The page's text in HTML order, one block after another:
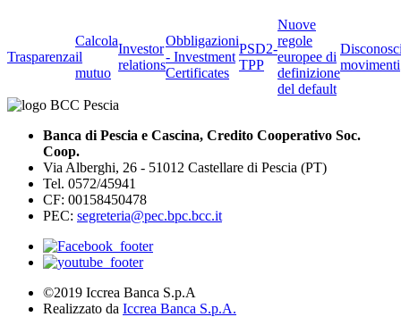
Trasparenza
Calcola
il
mutuo
Investor
relations
Obbligazioni
- Investment
Certificates
PSD2-
TPP
Nuove
regole
europee di
definizione
del default
movimenti
Banca di Pescia e Cascina, Credito Cooperativo Soc.
Coop.
Via Alberghi, 26 - 51012 Castellare di Pescia (PT)
Tel. 0572/45941
CF: 00158450478
PEC: segreteria@pec.bpc.bcc.it
©2019 Iccrea Banca S.p.A
Realizzato da Iccrea Banca S.p.A.